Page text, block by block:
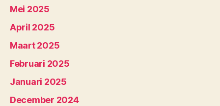
Mei 2025
April 2025
Maart 2025
Februari 2025
Januari 2025
December 2024